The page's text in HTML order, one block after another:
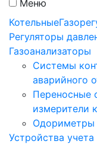
Меню
Котельные
Регуляторы
Газоанализаторы
Системы
аварийного
Переносные
измерители
Одориметры
Устройства учета